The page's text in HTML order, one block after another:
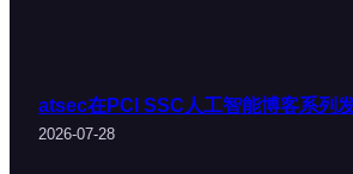
atsec在PCI SSC人工智能博客系列
2026-07-28